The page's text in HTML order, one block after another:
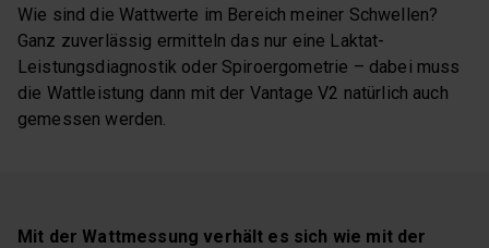
Wie sind die Wattwerte im Bereich meiner Schwellen?
Ganz zuverlässig ermitteln das nur eine Laktat-
Leistungsdiagnostik oder Spiroergometrie – dabei muss
die Wattleistung dann mit der Vantage V2 natürlich auch
gemessen werden.
Mit der Wattmessung verhält es sich wie mit der